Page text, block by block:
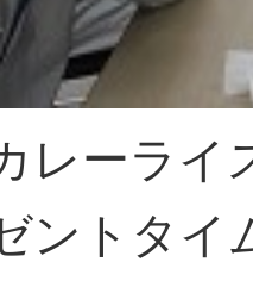
レーライ
ントタイ